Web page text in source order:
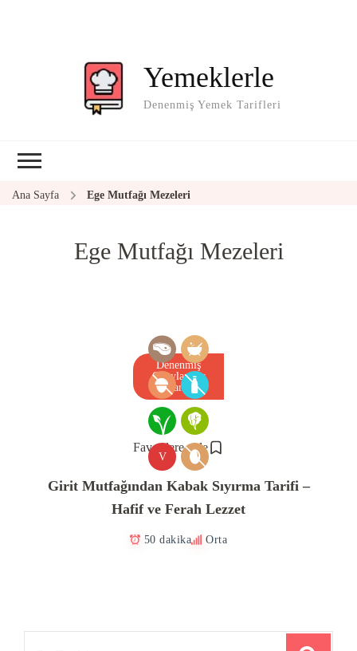
Yemeklerle
Denenmiş Yemek Tarifleri
Ana Sayfa Ege Mutfağı Mezeleri
Ege Mutfağı Mezeleri
Favorilere ekle
Denenmiş
Onaylanmış
Tarif
V
Girit Mutfağından Kabak Sıyırma Tarifi –
Hafif ve Ferah Lezzet
50 dakika Orta